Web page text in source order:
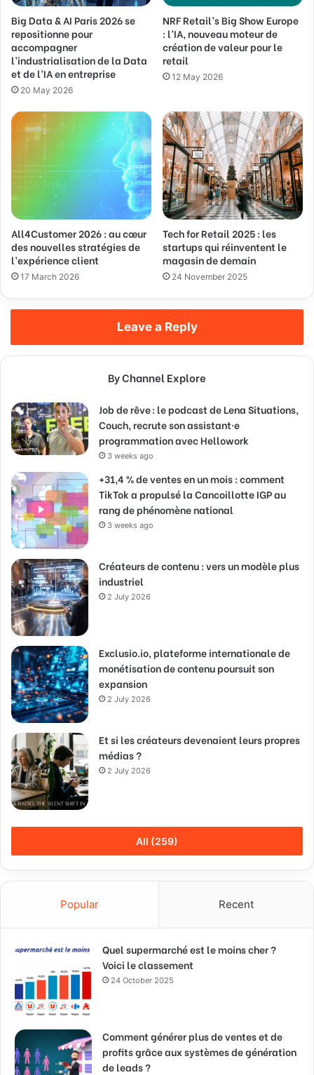
d
r
e
s
s
Big Data & AI Paris 2026 se
repositionne pour
accompagner
l’industrialisation de la Data
et de l’IA en entreprise
20 May 2026
NRF Retail’s Big Show Europe
: l’IA, nouveau moteur de
création de valeur pour le
retail
12 May 2026
All4Customer 2026 : au cœur
des nouvelles stratégies de
l’expérience client
17 March 2026
Tech for Retail 2025 : les
startups qui réinventent le
magasin de demain
24 November 2025
Leave a Reply
By Channel Explore
Job de rêve : le podcast de Lena Situations,
Couch, recrute son assistant·e
programmation avec Hellowork
3 weeks ago
+31,4 % de ventes en un mois : comment
TikTok a propulsé la Cancoillotte IGP au
rang de phénomène national
3 weeks ago
Créateurs de contenu : vers un modèle plus
industriel
2 July 2026
Exclusio.io, plateforme internationale de
monétisation de contenu poursuit son
expansion
2 July 2026
Et si les créateurs devenaient leurs propres
médias ?
2 July 2026
All (259)
Popular Recent
Quel supermarché est le moins cher ?
Voici le classement
24 October 2025
Comment générer plus de ventes et de
profits grâce aux systèmes de génération
de leads ?